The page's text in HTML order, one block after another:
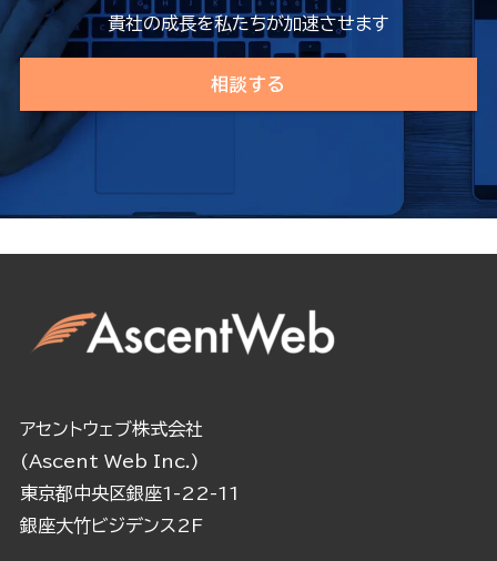
貴社の成長を私たちが加速させます
相談する
アセントウェブ株式会社
(Ascent Web Inc.)
東京都中央区銀座1-22-11
銀座大竹ビジデンス2F